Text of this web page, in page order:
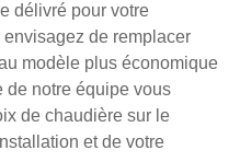
délivré pour votre
de remplacer
modèle plus économique
de notre équipe vous
de chaudière sur le
et de votre